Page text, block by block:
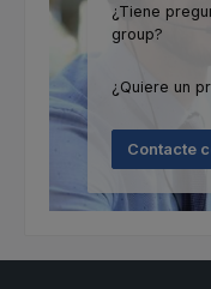
¿Tiene
group?
¿Quiere un
Contacte